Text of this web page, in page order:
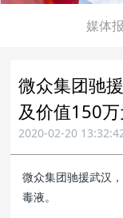
媒体
微众集团驰
及价值150万
2020-02-20
微众集团驰援武汉
毒液。